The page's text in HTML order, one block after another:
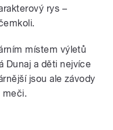
rys –
místem výletů
Dunaj a děti nejvíce
jsou ale závody
meči.